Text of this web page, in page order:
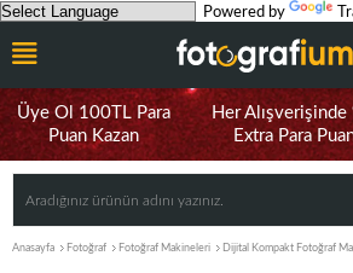
Powered by
Üye Ol 100TL Para
Puan Kazan
Her Alışverişinde
Extra Para
Anasayfa Fotoğraf Fotoğraf Makineleri Dijital Kompakt Fotoğraf